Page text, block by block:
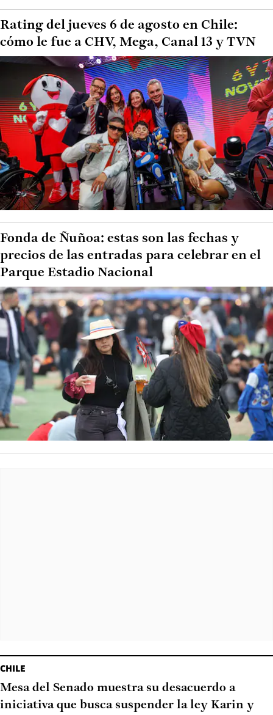
Rating del jueves 6 de agosto en Chile:
cómo le fue a CHV, Mega, Canal 13 y TVN
Fonda de Ñuñoa: estas son las fechas y
precios de las entradas para celebrar en el
Parque Estadio Nacional
CHILE
Mesa del Senado muestra su desacuerdo a
iniciativa que busca suspender la ley Karin y